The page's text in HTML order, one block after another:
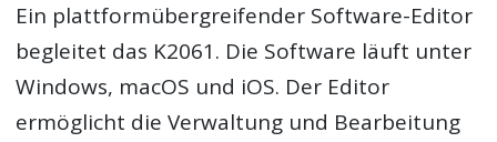
Ein plattformübergreifender Software-Editor
begleitet das K2061. Die Software läuft unter
Windows, macOS und iOS. Der Editor
ermöglicht die Verwaltung und Bearbeitung